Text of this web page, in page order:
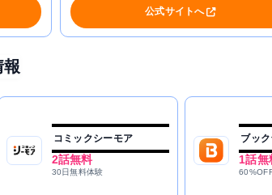
公式サイトへ
報
コミックシーモア
2話無料
30日無料体験
ブッ
1話無